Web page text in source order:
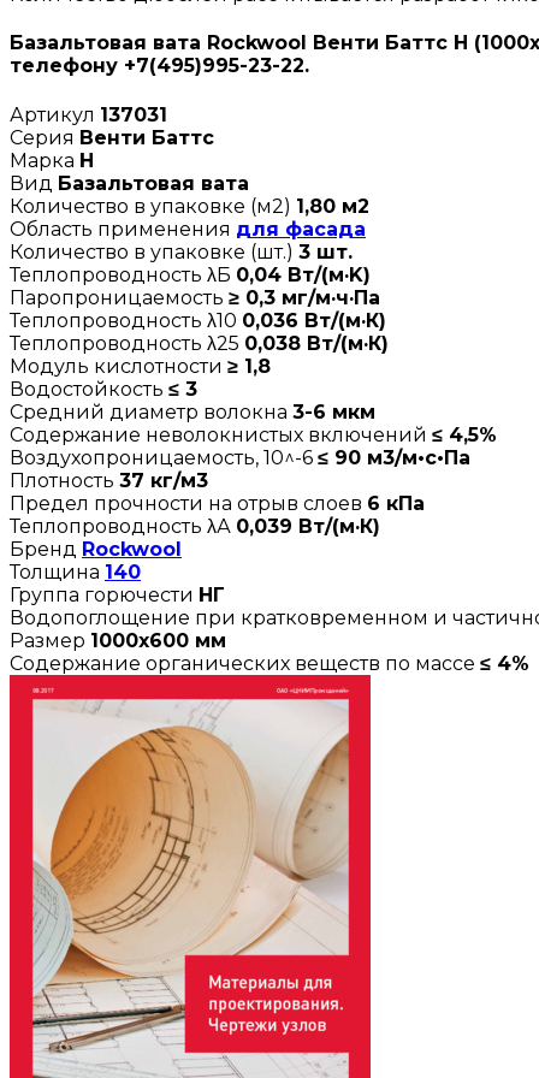
Базальтовая вата Rockwool Венти Баттс Н
телефону +7(495)995-23-22.
Артикул 137031
Серия Венти Баттс
Марка Н
Вид Базальтовая вата
Количество в упаковке (м2) 1,80 м2
Область применения для фасада
Количество в упаковке (шт.) 3 шт.
Теплопроводность λБ 0,04 Вт/(м·K)
Паропроницаемость ≥ 0,3 мг/м·ч·Па
Теплопроводность λ10 0,036 Вт/(м·К)
Теплопроводность λ25 0,038 Вт/(м·К)
Модуль кислотности ≥ 1,8
Водостойкость ≤ 3
Средний диаметр волокна 3-6 мкм
Содержание неволокнистых включений ≤ 4,5%
Воздухопроницаемость, 10^-6 ≤ 90 м3/м•с•Па
Плотность 37 кг/м3
Предел прочности на отрыв слоев 6 кПа
Теплопроводность λА 0,039 Вт/(м·К)
Бренд Rockwool
Толщина 140
Группа горючести НГ
Водопоглощение при кратковременном и
Размер 1000х600 мм
Содержание органических веществ по массе ≤ 4%